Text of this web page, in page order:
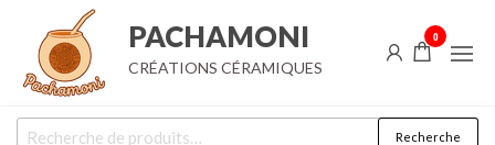
contenu
PACHAMONI
CRÉATIONS CÉRAMIQUES
0
Recherche
Recherche